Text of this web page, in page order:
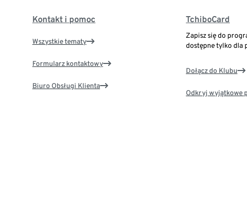
Kontakt i pomoc
Wszystkie tematy
Formularz kontaktowy
Biuro Obsługi Klienta
TchiboCard
Zapisz się do
dostępne tylko dla
Dołącz do Klubu
Odkryj wyjątkowe